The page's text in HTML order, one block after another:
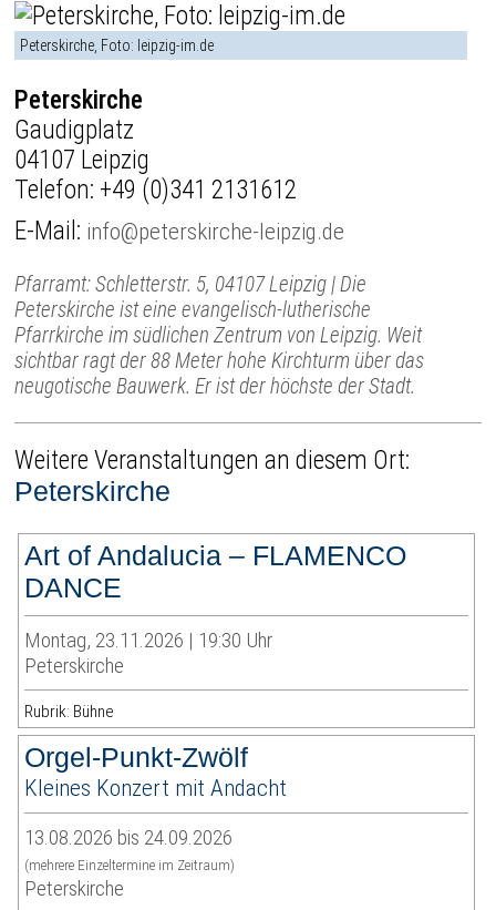
Peterskirche, Foto: leipzig-im.de
Peterskirche
Gaudigplatz
04107 Leipzig
Telefon: +49 (0)341 2131612
E-Mail: info@peterskirche-leipzig.de
Pfarramt: Schletterstr. 5, 04107 Leipzig | Die
Peterskirche ist eine evangelisch-lutherische
Pfarrkirche im südlichen Zentrum von Leipzig. Weit
sichtbar ragt der 88 Meter hohe Kirchturm über das
neugotische Bauwerk. Er ist der höchste der Stadt.
Weitere Veranstaltungen an diesem Ort:
Peterskirche
Art of Andalucia – FLAMENCO
DANCE
Montag, 23.11.2026 | 19:30 Uhr
Peterskirche
Rubrik: Bühne
Orgel-Punkt-Zwölf
Kleines Konzert mit Andacht
13.08.2026 bis 24.09.2026
(mehrere Einzeltermine im Zeitraum)
Peterskirche